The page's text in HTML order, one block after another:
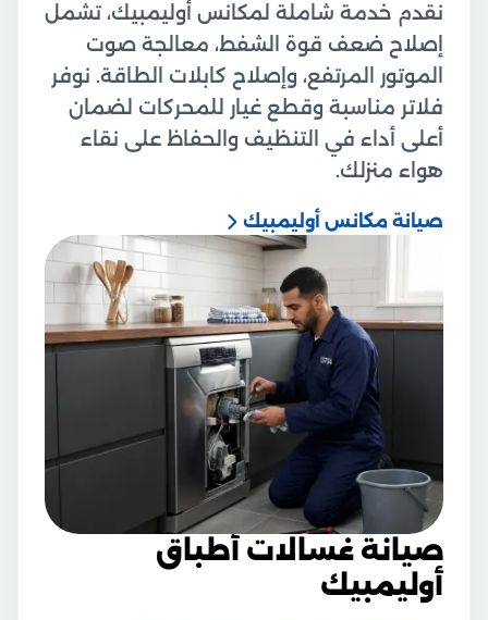
نقدم خدمة شاملة لمكانس أوليمبيك، تشمل
إصلاح ضعف قوة الشفط، معالجة صوت
الموتور المرتفع، وإصلاح كابلات الطاقة. نوفر
فلاتر مناسبة وقطع غيار للمحركات لضمان
أعلى أداء في التنظيف والحفاظ على نقاء
هواء منزلك.
صيانة مكانس أوليمبيك
صيانة غسالات أطباق
أوليمبيك